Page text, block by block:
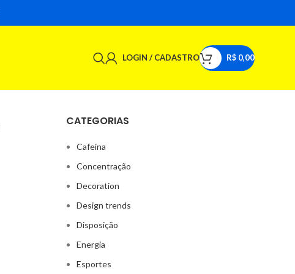
LOGIN / CADASTRO R$ 0,00
CATEGORIAS
Cafeína
Concentração
Decoration
Design trends
Disposição
Energia
Esportes